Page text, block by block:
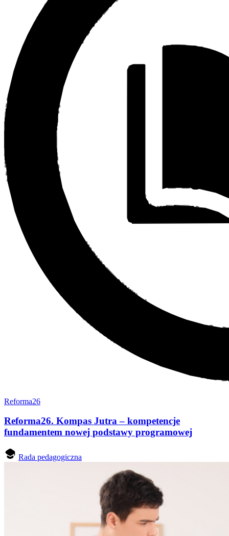
Reforma26
Reforma26. Kompas Jutra – kompetencje
fundamentem nowej podstawy programowej
Rada pedagogiczna